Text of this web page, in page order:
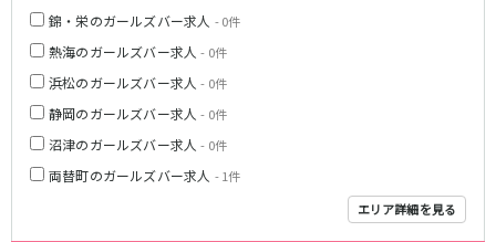
錦・栄のガールズバー求人 - 0件
熱海のガールズバー求人- 0件
浜松のガールズバー求人- 0件
静岡のガールズバー求人- 0件
沼津のガールズバー求人- 0件
両替町のガールズバー求人 - 1件
エリア詳細を見る
JR東海道本線(熱海～浜松)
東静岡駅
静岡鉄道静岡清水線